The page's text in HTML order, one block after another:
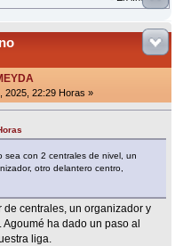
2025, 22:29 Horas »
sea con 2 centrales de nivel, un
otro delantero centro,
de centrales, un organizador y
ha dado un paso al
liga.